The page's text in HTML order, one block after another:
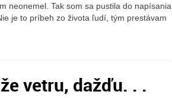
neonemel. Tak som sa pustila do napísania
je to príbeh zo života ľudí, tým prestávam
vetru, dažďu. . .